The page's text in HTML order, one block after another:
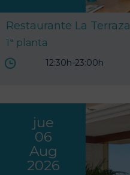
Restaurante La Terraza
1ª planta
12:30h-23:00h
jue
06
Aug
2026